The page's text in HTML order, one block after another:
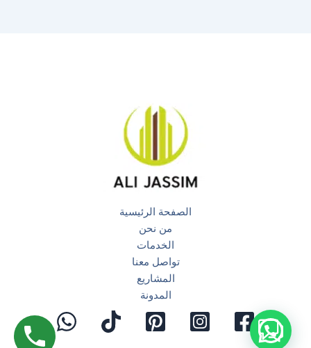
الصفحة الرئيسية
من نحن
الخدمات
تواصل معنا
المشاريع
المدونة